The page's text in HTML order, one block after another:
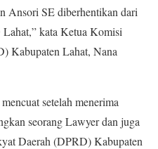
Ansori SE diberhentikan dari
kata Ketua Komisi
Kabupaten Lahat, Nana
setelah menerima
seorang Lawyer dan juga
Daerah (DPRD) Kabupaten